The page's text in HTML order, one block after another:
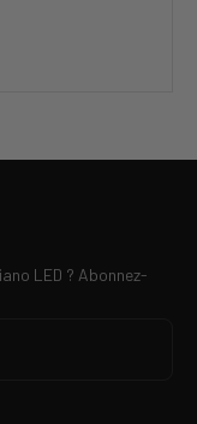
LED ? Abonnez-